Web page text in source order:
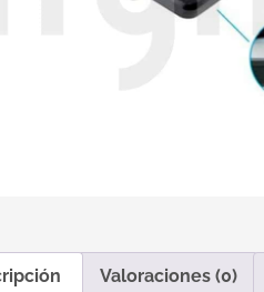
Valoraciones (0)